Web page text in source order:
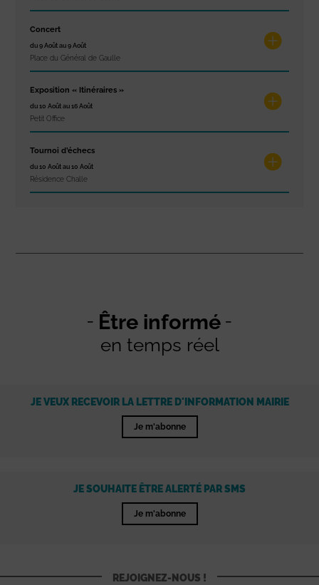
Concert
du 9 Août au 9 Août
Place du Général de Gaulle
Exposition « Itinéraires »
du 10 Août au 16 Août
Petit Office
Tournoi d’échecs
du 10 Août au 10 Août
Résidence Challe
Être informé
en temps réel
JE VEUX RECEVOIR LA LETTRE D'INFORMATION MAIRIE
Je m'abonne
JE SOUHAITE ÊTRE ALERTÉ PAR SMS
Je m'abonne
REJOIGNEZ-NOUS !